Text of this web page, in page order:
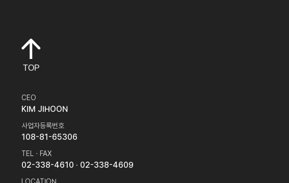
TOP
CEO
KIM JIHOON
사업자등록번호
108-81-65306
TEL · FAX
02-338-4610 · 02-338-4609